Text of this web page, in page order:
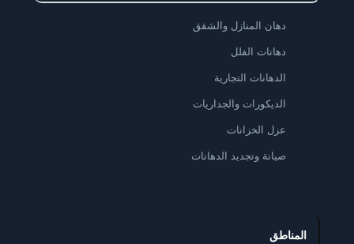
دهان المنازل والشقق
دهانات الفلل
الدهانات التجارية
الديكورات والجداريات
عزل الخزانات
صيانة وتجديد الدهانات
المناطق